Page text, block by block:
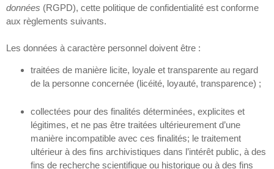
données (RGPD), cette politique de confidentialité est conforme
aux règlements suivants.
Les données à caractère personnel doivent être :
traitées de manière licite, loyale et transparente au regard
de la personne concernée (licéité, loyauté, transparence) ;
collectées pour des finalités déterminées, explicites et
légitimes, et ne pas être traitées ultérieurement d’une
manière incompatible avec ces finalités; le traitement
ultérieur à des fins archivistiques dans l’intérêt public, à des
fins de recherche scientifique ou historique ou à des fins